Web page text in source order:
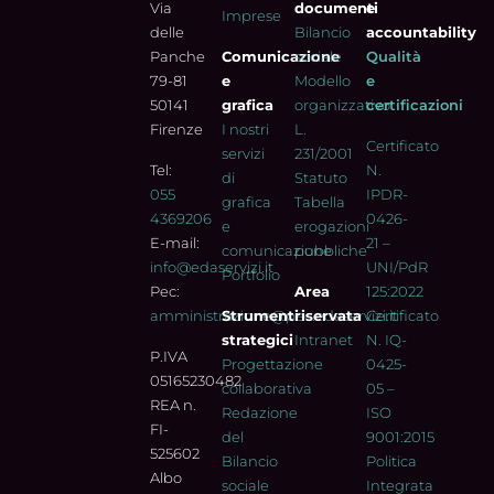
Via
delle
Panche
79-81
50141
Firenze
Tel:
055
4369206
E-mail:
info@edaservizi.it
Pec:
amministrazione@pec.edaservizi.it
P.IVA
05165230482
REA n.
FI-
525602
Albo
Imprese
Comunicazione
e
grafica
I nostri
servizi
di
grafica
e
comunicazione
Portfolio
Strumenti
strategici
Progettazione
collaborativa
Redazione
del
Bilancio
sociale
documenti
Bilancio
sociale
Modello
organizzativo
L.
231/2001
Statuto
Tabella
erogazioni
pubbliche
Area
riservata
Intranet
e
accountability
Qualità
e
certificazioni
Certificato
N.
IPDR-
0426-
21 –
UNI/PdR
125:2022
Certificato
N. IQ-
0425-
05 –
ISO
9001:2015
Politica
Integrata